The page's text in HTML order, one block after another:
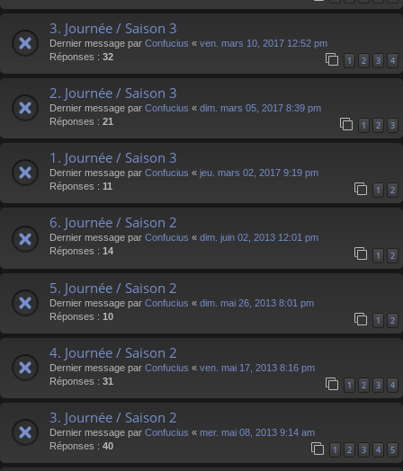
3. Journée / Saison 3
Dernier message par Confucius « ven. mars 10, 2017 12:52 pm
Réponses : 32 1 2 3 4
2. Journée / Saison 3
Dernier message par Confucius « dim. mars 05, 2017 8:39 pm
Réponses : 21 1 2 3
1. Journée / Saison 3
Dernier message par Confucius « jeu. mars 02, 2017 9:19 pm
Réponses : 11 1 2
6. Journée / Saison 2
Dernier message par Confucius « dim. juin 02, 2013 12:01 pm
Réponses : 14 1 2
5. Journée / Saison 2
Dernier message par Confucius « dim. mai 26, 2013 8:01 pm
Réponses : 10 1 2
4. Journée / Saison 2
Dernier message par Confucius « ven. mai 17, 2013 8:16 pm
Réponses : 31 1 2 3 4
3. Journée / Saison 2
Dernier message par Confucius « mer. mai 08, 2013 9:14 am
Réponses : 40 1 2 3 4 5